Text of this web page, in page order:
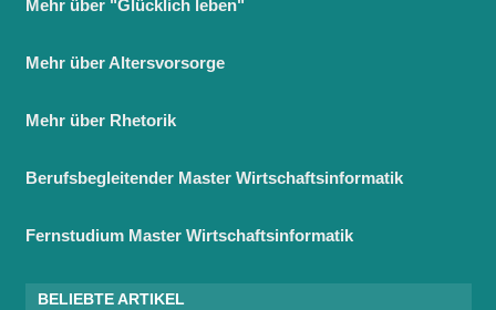
Mehr über "Glücklich leben"
Mehr über Altersvorsorge
Mehr über Rhetorik
Berufsbegleitender Master Wirtschaftsinformatik
Fernstudium Master Wirtschaftsinformatik
BELIEBTE ARTIKEL